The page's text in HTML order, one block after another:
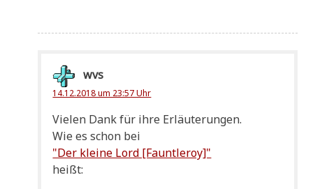
wvs
14.12.2018 um 23:57 Uhr
Vie­len Dank für ihre Erläuterungen.
Wie es schon bei
"Der klei­ne Lord [Faunt­leroy]"
heißt: